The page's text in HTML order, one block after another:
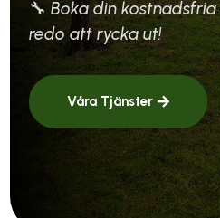
🔧Boka din
redo att rycka ut!
Våra Tjänster